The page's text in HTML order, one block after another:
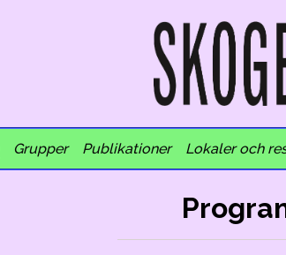
Grupper Publikationer Lokaler och